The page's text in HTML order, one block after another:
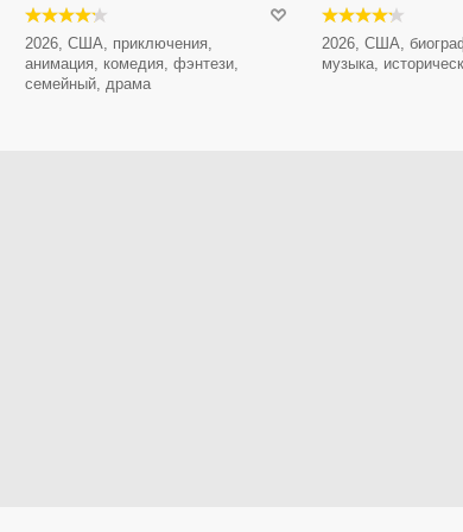
2026, США, приключения,
анимация, комедия, фэнтези,
семейный, драма
2026, США,
музыка,